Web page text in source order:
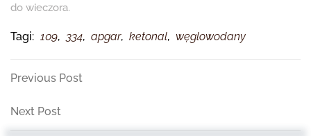
do wieczora.
Tagi: 109, 334, apgar, ketonal, węglowodany
Nawigacja
wpisu
Previous
Previous Post
Next
Next Post